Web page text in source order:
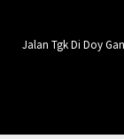
Jalan Tgk Di Doy